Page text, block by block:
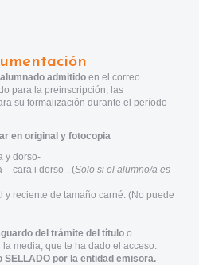
admitido en el correo
para la preinscripción, las
su formalización durante el período
en original y fotocopia
y dorso-
– cara i dorso-. (Solo si el alumno/a es
y reciente de tamaño carné. (No puede
del trámite del título o
media, que te ha dado el acceso.
SELLADO por la entidad emisora.